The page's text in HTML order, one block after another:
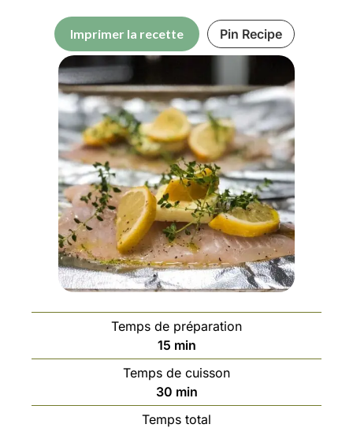
Imprimer la recette Pin Recipe
Temps de préparation
15 min
Temps de cuisson
30 min
Temps total